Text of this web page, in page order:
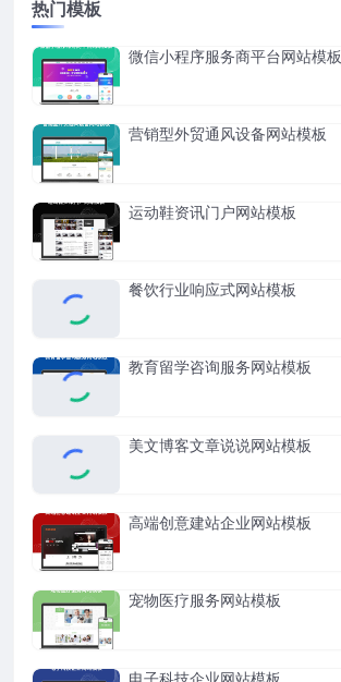
热门模板
微信小程序服务商平台网站模板
营销型外贸通风设备网站模板
运动鞋资讯门户网站模板
餐饮行业响应式网站模板
教育留学咨询服务网站模板
美文博客文章说说网站模板
高端创意建站企业网站模板
宠物医疗服务网站模板
电子科技企业网站模板